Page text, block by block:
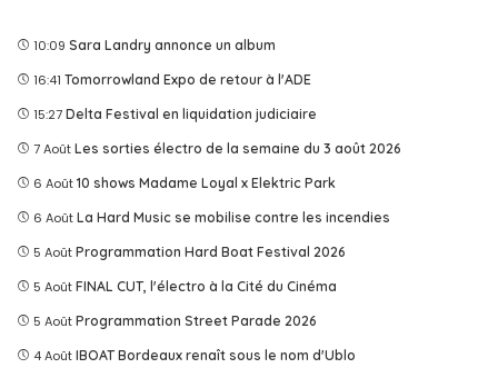
10:09 Sara Landry annonce un album
16:41 Tomorrowland Expo de retour à l'ADE
15:27 Delta Festival en liquidation judiciaire
7 Août Les sorties électro de la semaine du 3 août 2026
6 Août 10 shows Madame Loyal x Elektric Park
6 Août La Hard Music se mobilise contre les incendies
5 Août Programmation Hard Boat Festival 2026
5 Août FINAL CUT, l'électro à la Cité du Cinéma
5 Août Programmation Street Parade 2026
4 Août IBOAT Bordeaux renaît sous le nom d'Ublo